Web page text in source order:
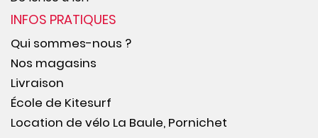
INFOS PRATIQUES
Qui sommes-nous ?
Nos magasins
Livraison
École de Kitesurf
Location de vélo La Baule, Pornichet